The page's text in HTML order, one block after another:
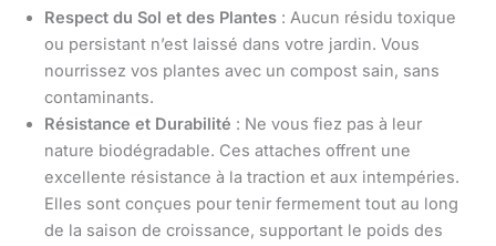
Respect du Sol et des Plantes : Aucun résidu toxique
ou persistant n’est laissé dans votre jardin. Vous
nourrissez vos plantes avec un compost sain, sans
contaminants.
Résistance et Durabilité : Ne vous fiez pas à leur
nature biodégradable. Ces attaches offrent une
excellente résistance à la traction et aux intempéries.
Elles sont conçues pour tenir fermement tout au long
de la saison de croissance, supportant le poids des